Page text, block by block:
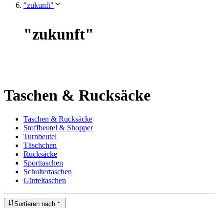
"zukunft"
"zukunft"
Taschen & Rucksäcke
Taschen & Rucksäcke
Stoffbeutel & Shopper
Turnbeutel
Täschchen
Rucksäcke
Sporttaschen
Schultertaschen
Gürteltaschen
Sortieren nach